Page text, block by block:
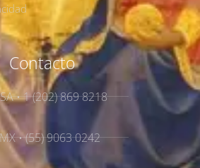
Contacto
• 1 (202) 869 8218
• (55) 9063 0242